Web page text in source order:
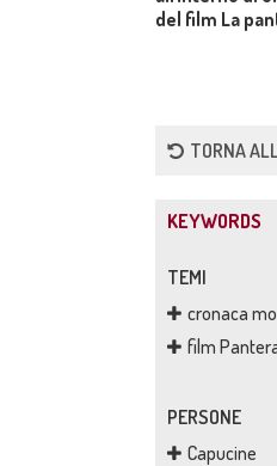
del film La
TORNA
KEYWORDS
TEMI
cronaca
film
PERSONE
Capucine